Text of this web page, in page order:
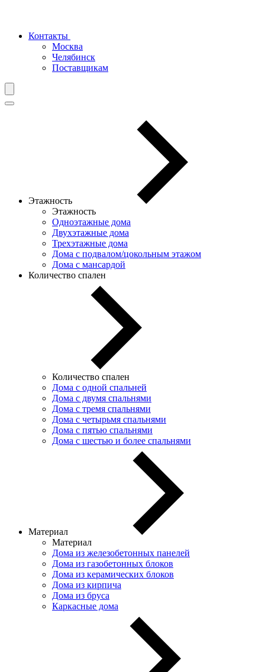
Контакты
Москва
Челябинск
Поставщикам
Этажность
Этажность
Одноэтажные дома
Двухэтажные дома
Трехэтажные дома
Дома с подвалом/цокольным этажом
Дома с мансардой
Количество спален
Количество спален
Дома с одной спальней
Дома с двумя спальнями
Дома с тремя спальнями
Дома с четырьмя спальнями
Дома с пятью спальнями
Дома с шестью и более спальнями
Материал
Материал
Дома из железобетонных панелей
Дома из газобетонных блоков
Дома из керамических блоков
Дома из кирпича
Дома из бруса
Каркасные дома